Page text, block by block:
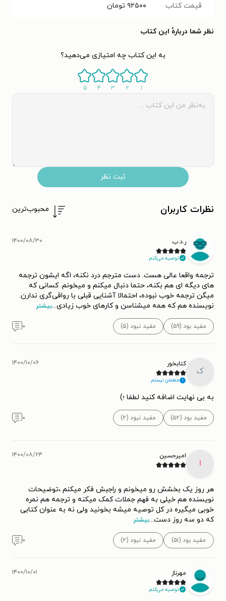
قیمت کتاب ۹۲۵۰۰ تومان
نظر شما دربارهٔ این کتاب
به این کتاب چه امتیازی می‌دهید؟
۱ ۲ ۳ ۴ ۵
ثبت نظر
نظرات کاربران محبوب‌ترین
ر.د.ب
توصیه می‌کنم.
۱۴۰۰/۰۸/۳۰
ترجمه واقعا عالی هست. دست مترجم درد نکنه، اگه ایشون ترجمه
های دیگه ای هم بکنه، حتما دنبال میکنم و میخونم. کسانی که
میگن ترجمه خوب نبوده، احتمالا آشنایی قبلی با رواقی‌گری ندارن.
نویسنده هم که همه میشناسن و کارهای خوب زیادی...بیشتر
مفید بود (۵۹) مفید نبود (۵) ۰
ک
کتابخور
مطمئن نیستم.
۱۴۰۰/۱۰/۰۶
به بی نهایت اضافه کنید لطفا ؛)
مفید بود (۵۲) مفید نبود (۲) ۰
ا
امیرحسین ۱۴۰۰/۰۸/۲۴
هر روز یک بخشش رو میخونم و راجبش فکر میکنم ،توضیحات
نویسنده هم خیلی به فهم جملات کمک میکنه و ترجمه هم نمره
خوبی میگیره در کل توصیه میشه بخونید ولی نه به عنوان کتابی
که دو سه روز دست...بیشتر
مفید بود (۵۱) مفید نبود (۲) ۰
مهرناز
توصیه می‌کنم.
۱۴۰۰/۱۰/۰۱